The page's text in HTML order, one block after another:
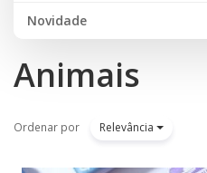
Novidade
Animais
Ordenar por Relevância